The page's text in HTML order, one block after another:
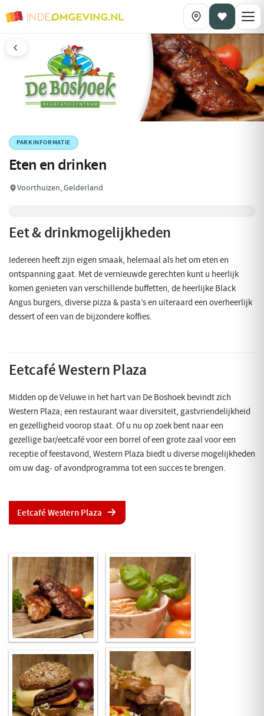
PARKINFORMATIE
Eten en drinken
Voorthuizen, Gelderland
Eet & drinkmogelijkheden
Iedereen heeft zijn eigen smaak, helemaal als het om eten en
ontspanning gaat. Met de vernieuwde gerechten kunt u heerlijk
komen genieten van verschillende buffetten, de heerlijke Black
Angus burgers, diverse pizza & pasta’s en uiteraard een overheerlijk
dessert of een van de bijzondere koffies.
Eetcafé Western Plaza
Midden op de Veluwe in het hart van De Boshoek bevindt zich
Western Plaza; een restaurant waar diversiteit, gastvriendelijkheid
en gezelligheid voorop staat. Of u nu op zoek bent naar een
gezellige bar/eetcafé voor een borrel of een grote zaal voor een
receptie of feestavond, Western Plaza biedt u diverse mogelijkheden
om uw dag- of avondprogramma tot een succes te brengen.
Eetcafé Western Plaza